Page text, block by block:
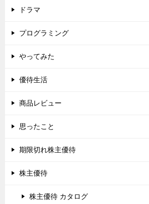
ドラマ
プログラミング
やってみた
優待生活
商品レビュー
思ったこと
期限切れ株主優待
株主優待
株主優待 カタログ